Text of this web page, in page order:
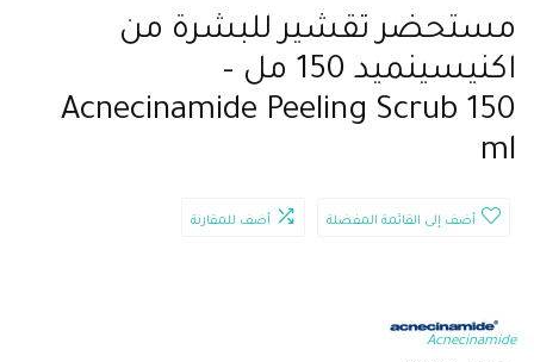
مستحضر تقشير للبشرة من
اكنيسينميد 150 مل –
Acnecinamide Peeling Scrub 150
ml
أضف إلى القائمة المفضلة أضف للمقارنة
Acnecinamide